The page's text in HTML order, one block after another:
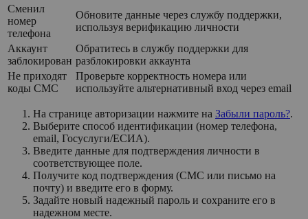
Сменил
номер
телефона
Обновите данные через службу поддержки,
используя верификацию личности
Аккаунт
заблокирован
Обратитесь в службу поддержки для
разблокировки аккаунта
Не приходят
коды СМС
Проверьте корректность номера или
используйте альтернативный вход через email
На странице авторизации нажмите на Забыли пароль?.
Выберите способ идентификации (номер телефона,
email, Госуслуги/ЕСИА).
Введите данные для подтверждения личности в
соответствующее поле.
Получите код подтверждения (СМС или письмо на
почту) и введите его в форму.
Задайте новый надежный пароль и сохраните его в
надежном месте.